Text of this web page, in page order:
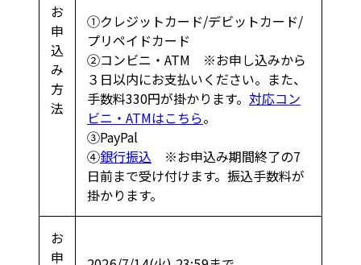
お
申
込
み
方
法
①クレジットカード/デビットカード/
プリペイドカード
②コンビニ・ATM ※お申し込みから
３日以内にお支払いください。また、
手数料330円が掛かります。 対応コン
ビニ・ATMはこちら。
③PayPal
④銀行振込 ※お申込み期間終了の7
日前まで受け付けます。振込手数料が
掛かります。
お
申